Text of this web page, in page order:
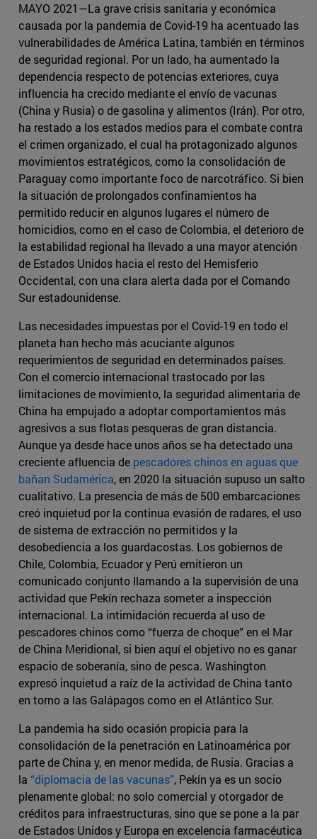
MAYO 2021—La grave crisis sanitaria y económica
causada por la pandemia de Covid-19 ha acentuado las
vulnerabilidades de América Latina, también en términos
de seguridad regional. Por un lado, ha aumentado la
dependencia respecto de potencias exteriores, cuya
influencia ha crecido mediante el envío de vacunas
(China y Rusia) o de gasolina y alimentos (Irán). Por otro,
ha restado a los estados medios para el combate contra
el crimen organizado, el cual ha protagonizado algunos
movimientos estratégicos, como la consolidación de
Paraguay como importante foco de narcotráfico. Si bien
la situación de prolongados confinamientos ha
permitido reducir en algunos lugares el número de
homicidios, como en el caso de Colombia, el deterioro de
la estabilidad regional ha llevado a una mayor atención
de Estados Unidos hacia el resto del Hemisferio
Occidental, con una clara alerta dada por el Comando
Sur estadounidense.
Las necesidades impuestas por el Covid-19 en todo el
planeta han hecho más acuciante algunos
requerimientos de seguridad en determinados países.
Con el comercio internacional trastocado por las
limitaciones de movimiento, la seguridad alimentaria de
China ha empujado a adoptar comportamientos más
agresivos a sus flotas pesqueras de gran distancia.
Aunque ya desde hace unos años se ha detectado una
creciente afluencia de pescadores chinos en aguas que
bañan Sudamérica, en 2020 la situación supuso un salto
cualitativo. La presencia de más de 500 embarcaciones
creó inquietud por la continua evasión de radares, el uso
de sistema de extracción no permitidos y la
desobediencia a los guardacostas. Los gobiernos de
Chile, Colombia, Ecuador y Perú emitieron un
comunicado conjunto llamando a la supervisión de una
actividad que Pekín rechaza someter a inspección
internacional. La intimidación recuerda al uso de
pescadores chinos como “fuerza de choque” en el Mar
de China Meridional, si bien aquí el objetivo no es ganar
espacio de soberanía, sino de pesca. Washington
expresó inquietud a raíz de la actividad de China tanto
en torno a las Galápagos como en el Atlántico Sur.
La pandemia ha sido ocasión propicia para la
consolidación de la penetración en Latinoamérica por
parte de China y, en menor medida, de Rusia. Gracias a
la “diplomacia de las vacunas”, Pekín ya es un socio
plenamente global: no solo comercial y otorgador de
créditos para infraestructuras, sino que se pone a la par
de Estados Unidos y Europa en excelencia farmacéutica